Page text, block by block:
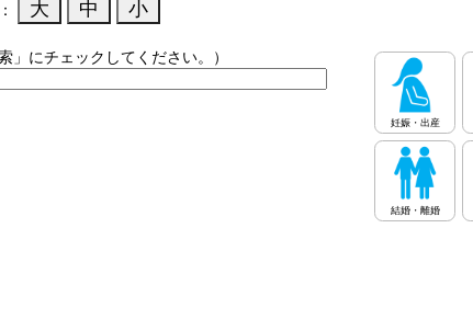
にチェックしてください。）
妊娠・出産
結婚・離婚